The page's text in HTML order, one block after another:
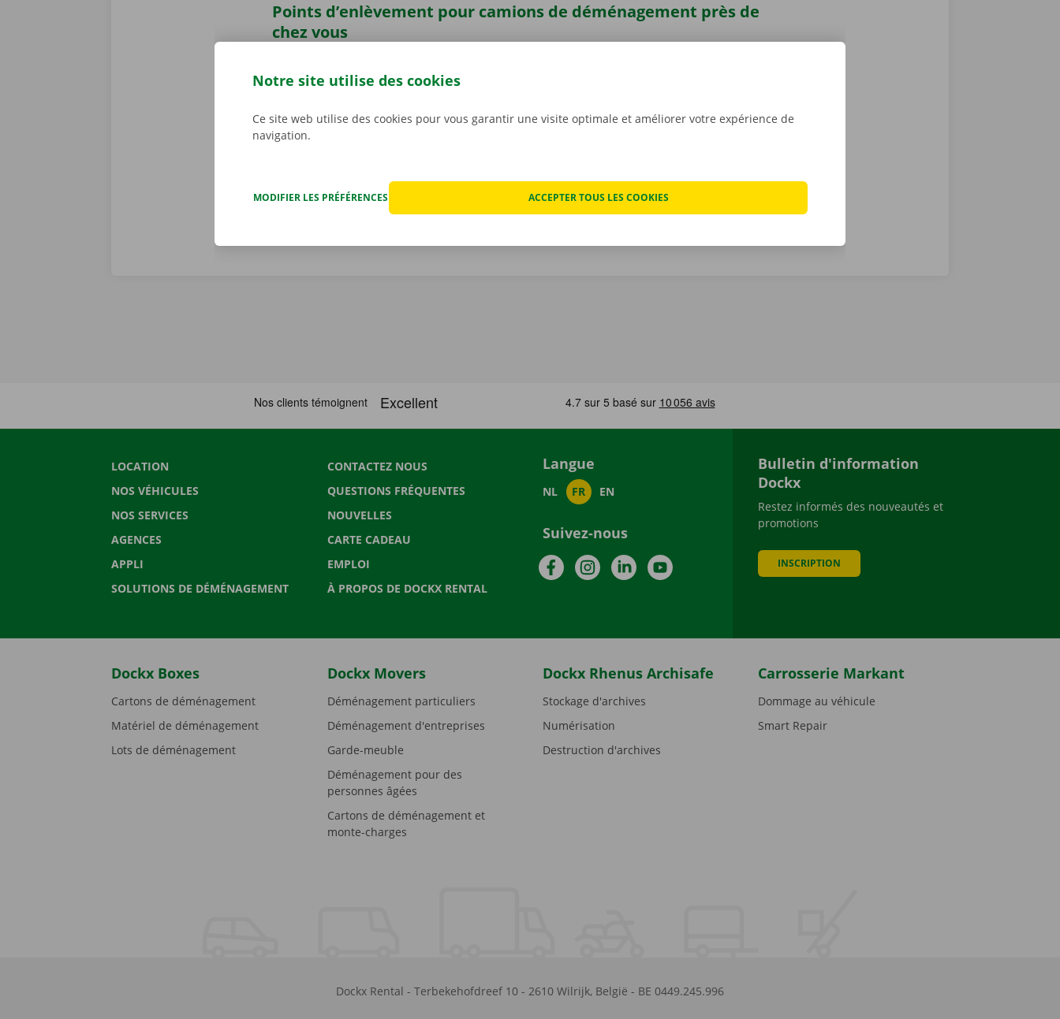
Points d’enlèvement pour camions de déménagement près de
chez vous
Dockx ?Récupérez votre camion de déménagement dans un Dockx Service Shop
transports publics. Vous comptez venir en voiture ou à vélo ? Pas de souci : vous
pourrez laisser votre vélo ou véhicule sur notre site pendant toute la durée de la
LOCATION
NOS VÉHICULES
NOS SERVICES
AGENCES
APPLI
SOLUTIONS DE DÉMÉNAGEMENT
CONTACTEZ NOUS
QUESTIONS FRÉQUENTES
NOUVELLES
CARTE CADEAU
EMPLOI
À PROPOS DE DOCKX RENTAL
Langue
NL FR EN
Suivez-nous
FacebookInstagramLinkedInYouTube
Bulletin d'information
Dockx
Restez informés des nouveautés et
promotions
INSCRIPTION
Dockx Boxes
Cartons de déménagement
Matériel de déménagement
Lots de déménagement
Dockx Movers
Déménagement particuliers
Déménagement d'entreprises
Garde-meuble
Déménagement pour des
personnes âgées
Cartons de déménagement et
monte-charges
Dockx Rhenus Archisafe
Stockage d'archives
Numérisation
Destruction d'archives
Carrosserie Markant
Dommage au véhicule
Smart Repair
Dockx Rental - Terbekehofdreef 10- 2610 Wilrijk, België - BE 0449.245.996
Notre site utilise des cookies
Ce site web utilise des cookies pour vous garantir une visite optimale et améliorer votre expérience de
navigation.
MODIFIER LES PRÉFÉRENCES ACCEPTER TOUS LES COOKIES